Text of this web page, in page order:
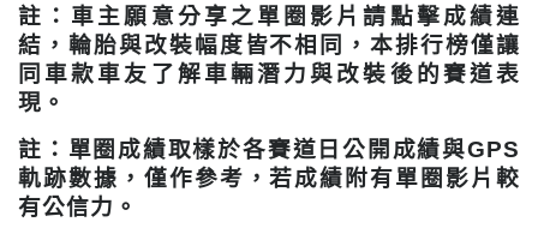
註：車主願意分享之單圈影片請點擊成績連
結，輪胎與改裝幅度皆不相同，本排行榜僅讓
同車款車友了解車輛潛力與改裝後的賽道表
現。
註：單圈成績取樣於各賽道日公開成績與GPS
軌跡數據，僅作參考，若成績附有單圈影片較
有公信力。